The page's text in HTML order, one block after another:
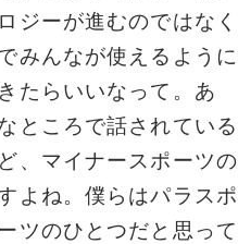
ジーが進むのではなく
みんなが使えるように
たらいいなって。あ
ところで話されている
、マイナースポーツの
よね。僕らはパラスポ
ツのひとつだと思って